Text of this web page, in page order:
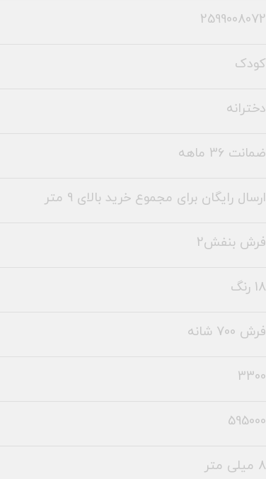
2599008072
کودک
دخترانه
ضمانت 36 ماهه
ارسال رایگان برای مجموع خرید بالای 9 متر
فرش بنفش2
18 رنگ
فرش 700 شانه
3300
595000
8 میلی متر